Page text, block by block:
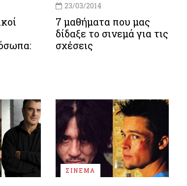
23/03/2014
7 μαθήματα που μας
δίδαξε το σινεμά για τις
σχέσεις
ΣΙΝΕΜΑ